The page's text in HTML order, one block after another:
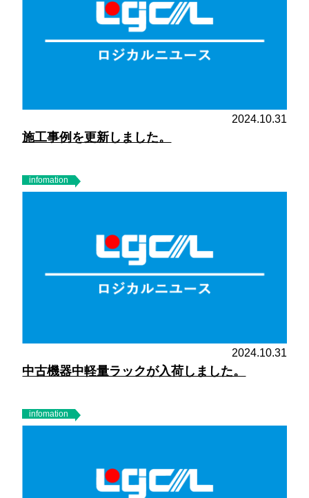
2024.10.31
施工事例を更新しました。
infomation
2024.10.31
中古機器中軽量ラックが入荷しました。
infomation